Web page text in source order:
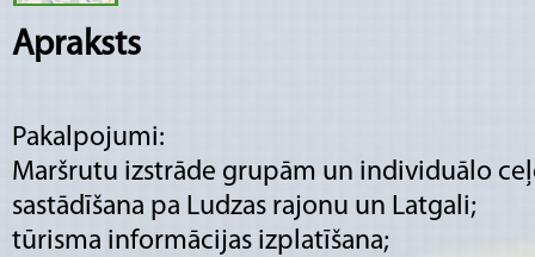
Apraksts
Pakalpojumi:
Maršrutu izstrāde grupām un individuālo
sastādīšana pa Ludzas rajonu un Latgali;
tūrisma informācijas izplatīšana;